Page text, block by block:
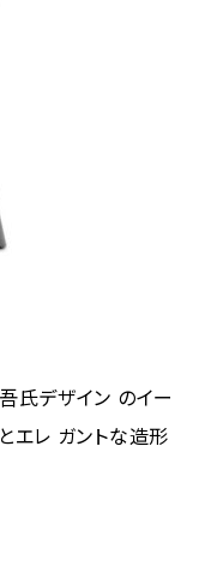
氏デザイン のイー
エレ ガントな造形